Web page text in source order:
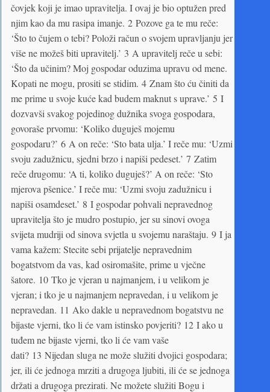
čovjek koji je imao upravitelja. I ovaj je bio optužen pred
njim kao da mu rasipa imanje. 2 Pozove ga te mu reče:
‘Što to čujem o tebi? Položi račun o svojem upravljanju jer
više ne možeš biti upravitelj.’ 3 A upravitelj reče u sebi:
‘Što da učinim? Moj gospodar oduzima upravu od mene.
Kopati ne mogu, prositi se stidim. 4 Znam što ću činiti da
me prime u svoje kuće kad budem maknut s uprave.’ 5 I
dozvavši svakog pojedinog dužnika svoga gospodara,
govoraše prvomu: ‘Koliko duguješ mojemu
gospodaru?’ 6 A on reče: ‘Sto bata ulja.’ I reče mu: ‘Uzmi
svoju zadužnicu, sjedni brzo i napiši pedeset.’ 7 Zatim
reče drugomu: ‘A ti, koliko duguješ?’ A on reče: ‘Sto
mjerova pšenice.’ I reče mu: ‘Uzmi svoju zadužnicu i
napiši osamdeset.’ 8 I gospodar pohvali nepravednog
upravitelja što je mudro postupio, jer su sinovi ovoga
svijeta mudriji od sinova svjetla u svojemu naraštaju. 9 I ja
vama kažem: Stecite sebi prijatelje nepravednim
bogatstvom da vas, kad osiromašite, prime u vječne
šatore. 10 Tko je vjeran u najmanjem, i u velikom je
vjeran; i tko je u najmanjem nepravedan, i u velikom je
nepravedan. 11 Ako dakle u nepravednom bogatstvu ne
bijaste vjerni, tko li će vam istinsko povjeriti? 12 I ako u
tuđem ne bijaste vjerni, tko li će vam vaše
dati? 13 Nijedan sluga ne može služiti dvojici gospodara;
jer, ili će jednoga mrziti a drugoga ljubiti, ili će se jednoga
držati a drugoga prezirati. Ne možete služiti Bogu i